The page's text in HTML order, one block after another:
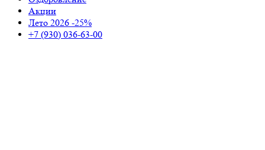
Акции
Лето 2026 -25%
+7 (930) 036-63-00